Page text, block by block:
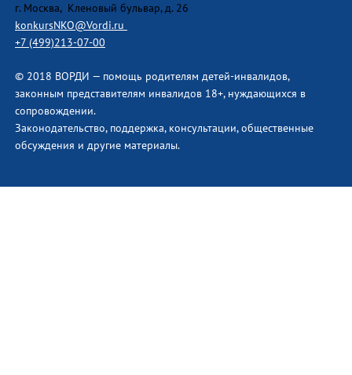
г. Москва, Кленовый бульвар, д. 26
konkursNKO@Vordi.ru
+7 (499)213-07-00
© 2018 ВОРДИ — помощь родителям детей-инвалидов,
законным представителям инвалидов 18+, нуждающихся в
сопровождении.
Законодательство, поддержка, консультации, общественные
обсуждения и другие материалы.